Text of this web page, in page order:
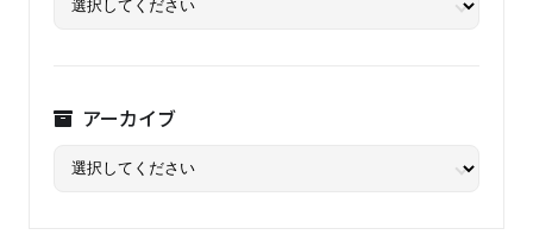
アーカイブ